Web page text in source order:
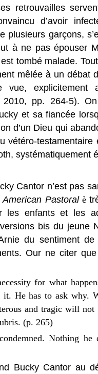
retrouvailles
d’avoir
plusieurs garçons,
à ne pas épouser
tombé malade.
mêlée à un débat
vue, explicitement
2010, pp. 264-5).
et sa fiancée
d’un Dieu qui
vétéro-
systématiquement
Cantor n’est pas
American Pastoral è
enfants et les
bis du jeune
du sentiment
Our ne citer
for what
it. He has to ask why.
and tragic will
(p. 265)
Nothing
Bucky Cantor au